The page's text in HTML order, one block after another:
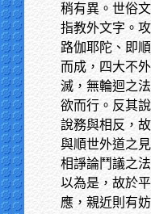
稍有異。世俗
指教外文字。
路伽耶陀、即
而成，四大不
滅，無輪迴之
欲而行。反其
說務與相反，
與順世外道之
相諍論鬥議之
以為是，故於
應，親近則有